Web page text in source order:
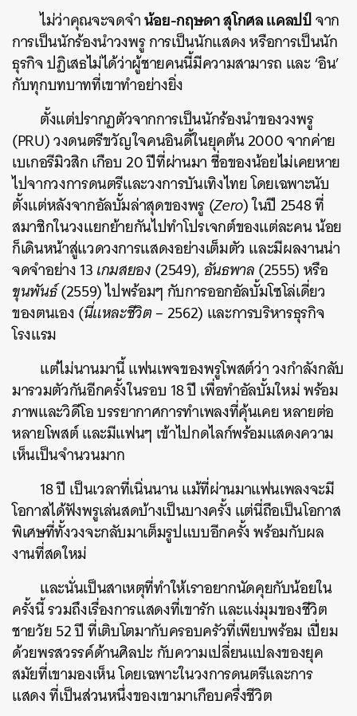
ไม่ว่าคุณจะจดจำน้อย-กฤษดา สุโกศล แคลปป์จาก
การเป็นนักร้องนำวงพรู การเป็นนักแสดง หรือการเป็นนัก
ธุรกิจ ปฏิเสธไม่ได้ว่าผู้ชายคนนี้มีความสามารถ และ ‘อิน’
กับทุกบทบาทที่เขาทำอย่างยิ่ง
ตั้งแต่ปรากฏตัวจากการเป็นนักร้องนำของวงพรู
(PRU) วงดนตรีขวัญใจคนอินดี้ในยุคต้น 2000 จากค่าย
เบเกอรีมิวสิก เกือบ 20 ปีที่ผ่านมา ชื่อของน้อยไม่เคยหาย
ไปจากวงการดนตรีและวงการบันเทิงไทย โดยเฉพาะนับ
ตั้งแต่หลังจากอัลบั้มล่าสุดของพรู (Zero) ในปี 2548 ที่
สมาชิกในวงแยกย้ายกันไปทำโปรเจกต์ของแต่ละคน น้อย
ก็เดินหน้าสู่แวดวงการแสดงอย่างเต็มตัว และมีผลงานน่า
จดจำอย่าง 13เกมสยอง(2549),อันธพาล(2555) หรือ
ขุนพันธ์(2559) ไปพร้อมๆ กับการออกอัลบั้มโซโล่เดี่ยว
ของตนเอง (นี่แหละชีวิต– 2562) และการบริหารธุรกิจ
โรงแรม
แต่ไม่นานมานี้ แฟนเพจของพรูโพสต์ว่า วงกำลังกลับ
มารวมตัวกันอีกครั้งในรอบ 18 ปี เพื่อทำอัลบั้มใหม่ พร้อม
ภาพและวิดีโอ บรรยากาศการทำเพลงที่คุ้นเคย หลายต่อ
หลายโพสต์ และมีแฟนๆ เข้าไปกดไลก์พร้อมแสดงความ
เห็นเป็นจำนวนมาก
18 ปี เป็นเวลาที่เนิ่นนาน แม้ที่ผ่านมาแฟนเพลงจะมี
โอกาสได้ฟังพรูเล่นสดบ้างเป็นบางครั้ง แต่นี่ถือเป็นโอกาส
พิเศษที่ทั้งวงจะกลับมาเต็มรูปแบบอีกครั้ง พร้อมกับผล
งานที่สดใหม่
และนั่นเป็นสาเหตุที่ทำให้เราอยากนัดคุยกับน้อยใน
ครั้งนี้ รวมถึงเรื่องการแสดงที่เขารัก และแง่มุมของชีวิต
ชายวัย 52 ปี ที่เติบโตมากับครอบครัวที่เพียบพร้อม เปี่ยม
ด้วยพรสวรรค์ด้านศิลปะ กับความเปลี่ยนแปลงของยุค
สมัยที่เขามองเห็น โดยเฉพาะในวงการดนตรีและการ
แสดง ที่เป็นส่วนหนึ่งของเขามาเกือบครึ่งชีวิต